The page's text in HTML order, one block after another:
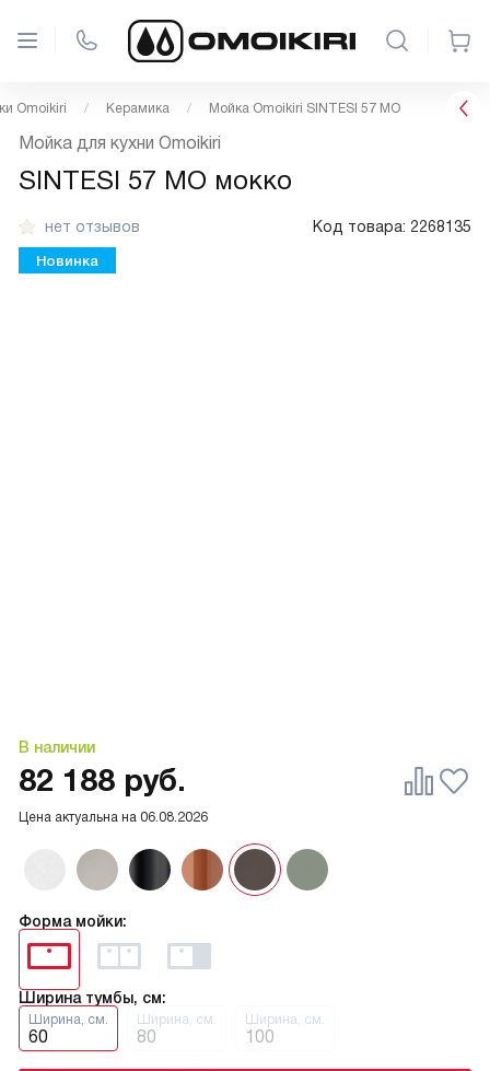
Omoikiri Керамика Мойка Omoikiri SINTESI 57 MO
нет отзывов Код товара: 2268135
В наличии
Новинка
Мойка для кухни Omoikiri
SINTESI 57 MO мокко
Форма мойки:
Ширина тумбы, см:
Ширина, см.
60
Ширина, см.
80
Ширина, см.
100
Цена актуальна на 06.08.2026
82 188 руб.